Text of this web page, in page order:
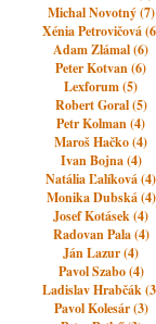
Michal Novotný (7)
Xénia Petrovičová
Adam Zlámal (6)
Peter Kotvan (6)
Lexforum (5)
Robert Goral (5)
Petr Kolman (4)
Maroš Hačko (4)
Ivan Bojna (4)
Natália Ľalíková (4)
Monika Dubská (4)
Josef Kotásek (4)
Radovan Pala (4)
Ján Lazur (4)
Pavol Szabo (4)
Ladislav Hrabčák
Pavol Kolesár (3)